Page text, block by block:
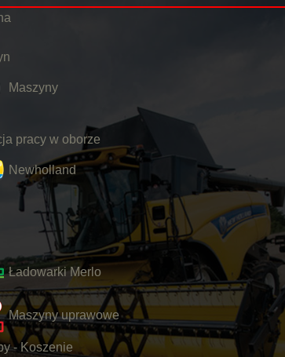
Maszyny
pracy w oborze
Newholland
Ładowarki Merlo
Maszyny uprawowe
- Koszenie